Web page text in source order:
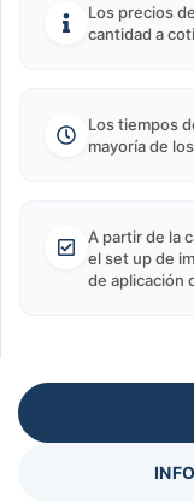
Los precios
cantidad a
Los tiempos
mayoría de
A partir de la
el set up de
de aplicación